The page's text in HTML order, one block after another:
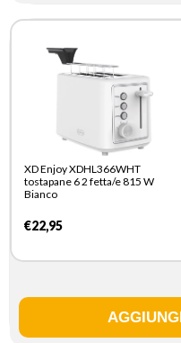
XD Enjoy XDHL366WHT
tostapane 6 2 fetta/e 815 W
Bianco
€22,95